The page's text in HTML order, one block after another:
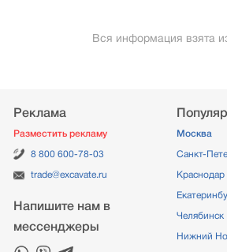
Вся информация взята
Реклама
Разместить рекламу
8 800 600-78-03
trade@excavate.ru
Напишите нам в
мессенджеры
Москва
Санкт-
Краснодар
Челябинск
Нижний